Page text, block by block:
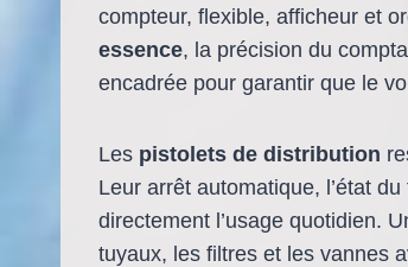
compteur, flexible, afficheur et
essence, la précision du
encadrée pour garantir que le
Les pistolets de distribution
Leur arrêt automatique, l’état
directement l’usage quotidien.
tuyaux, les filtres et les vannes